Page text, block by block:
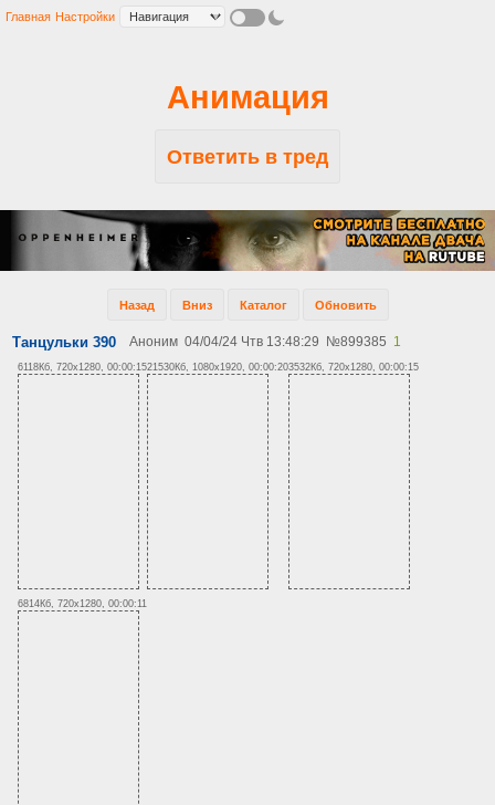
Главная Настройки
Анимация
Ответить в тред
Назад Вниз Каталог Обновить
Танцульки 390 Аноним 04/04/24 Чтв 13:48:29 №899385 1
6118Кб, 720x1280, 00:00:1521530Кб, 1080x1920, 00:00:203532Кб, 720x1280, 00:00:15
6814Кб, 720x1280, 00:00:11